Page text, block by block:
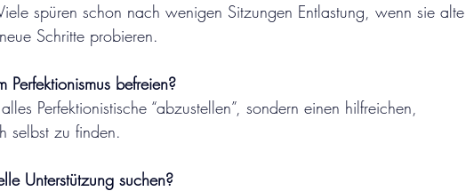
spüren schon nach wenigen Sitzungen Entlastung, wenn sie alte
Schritte probieren.
befreien?
Perfektionistische “abzustellen”, sondern einen hilfreichen,
selbst zu finden.
Unterstützung suchen?